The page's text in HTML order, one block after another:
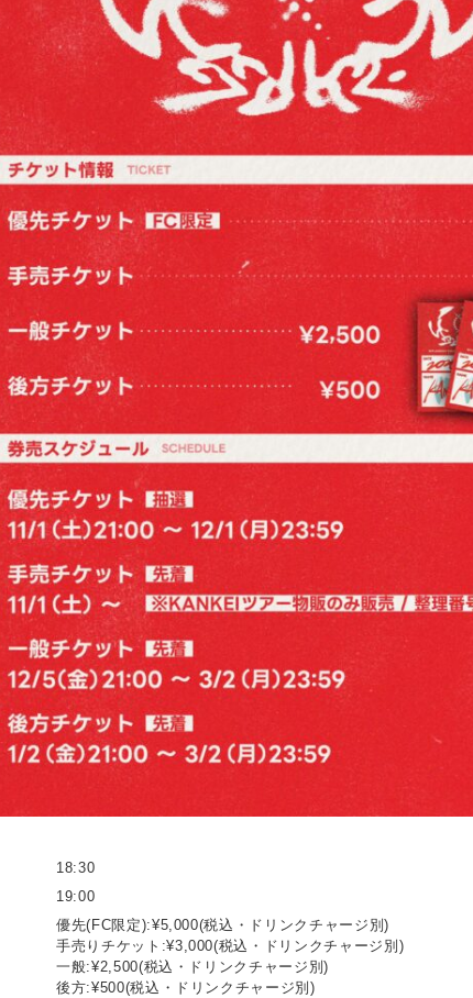
18:30
19:00
優先(FC限定):¥5,000(税込・ドリンクチャージ別)
手売りチケット:¥3,000(税込・ドリンクチャージ別)
一般:¥2,500(税込・ドリンクチャージ別)
後方:¥500(税込・ドリンクチャージ別)